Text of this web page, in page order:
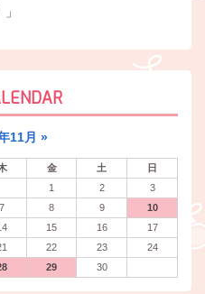
11月 »
金 土
日
1
2
3
7 8 9
10
15 16
17
22 23
24
29 30